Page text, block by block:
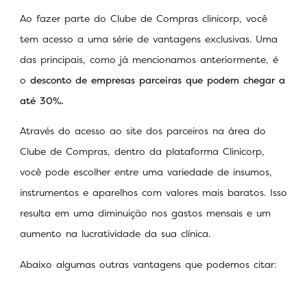
Ao fazer parte do Clube de Compras clinicorp, você
tem acesso a uma série de vantagens exclusivas. Uma
das principais, como já mencionamos anteriormente, é
o desconto de empresas parceiras que podem chegar a
até 30%.
Através do acesso ao site dos parceiros na área do
Clube de Compras, dentro da plataforma Clinicorp,
você pode escolher entre uma variedade de insumos,
instrumentos e aparelhos com valores mais baratos. Isso
resulta em uma diminuição nos gastos mensais e um
aumento na lucratividade da sua clínica.
Abaixo algumas outras vantagens que podemos citar: